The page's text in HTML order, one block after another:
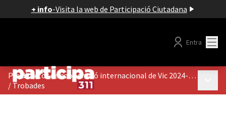
+ info-Visita la web de Participació Ciutadana
Entra
Pla director de cooperació internacional de Vic 2024-2028
/ Trobades